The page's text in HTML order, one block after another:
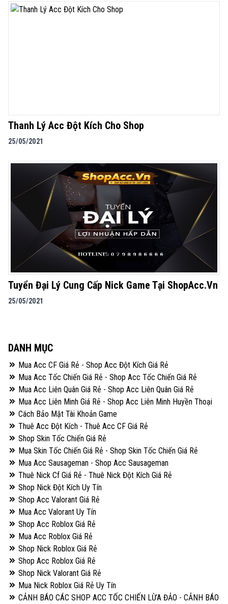
Thanh Lý Acc Đột Kích Cho Shop
25/05/2021
Tuyển Đại Lý Cung Cấp Nick Game Tại ShopAcc.Vn
25/05/2021
DANH MỤC
Mua Acc CF Giá Rẻ - Shop Acc Đột Kích Giá Rẻ
Mua Acc Tốc Chiến Giá Rẻ - Shop Acc Tốc Chiến Giá Rẻ
Mua Acc Liên Quân Giá Rẻ - Shop Acc Liên Quân Giá Rẻ
Mua Acc Liên Minh Giá Rẻ - Shop Acc Liên Minh Huyền Thoại
Cách Bảo Mật Tài Khoản Game
Thuê Acc Đột Kích - Thuê Acc CF Giá Rẻ
Shop Skin Tốc Chiến Giá Rẻ
Mua Skin Tốc Chiến Giá Rẻ - Shop Skin Tốc Chiến Giá Rẻ
Mua Acc Sausageman - Shop Acc Sausageman
Thuê Nick Cf Giá Rẻ - Thuê Nick Đột Kích Giá Rẻ
Shop Nick Đột Kích Uy Tín
Shop Acc Valorant Giá Rẻ
Mua Acc Valorant Uy Tín
Shop Acc Roblox Giá Rẻ
Mua Acc Roblox Giá Rẻ
Shop Nick Roblox Giá Rẻ
Shop Acc Roblox Giá Rẻ
Shop Nick Valorant Giá Rẻ
Mua Nick Roblox Giá Rẻ Uy Tín
CẢNH BÁO CÁC SHOP ACC TỐC CHIẾN LỪA ĐẢO - CẢNH BÁO